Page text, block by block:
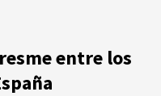
entre los